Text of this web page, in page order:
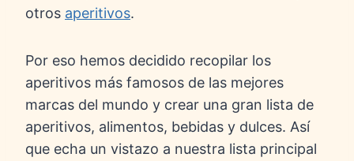
otros aperitivos.
Por eso hemos decidido recopilar los
aperitivos más famosos de las mejores
marcas del mundo y crear una gran lista de
aperitivos, alimentos, bebidas y dulces. Así
que echa un vistazo a nuestra lista principal